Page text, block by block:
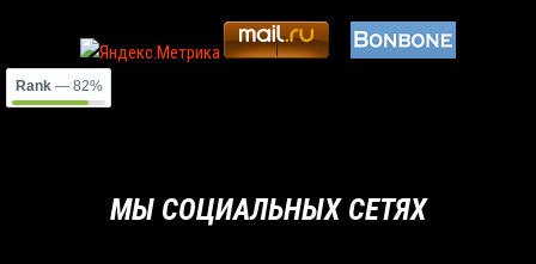
Rank— 82%
МЫ СОЦИАЛЬНЫХ СЕТЯХ